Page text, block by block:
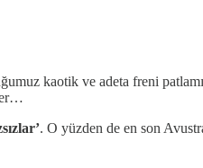
kaotik ve adeta freni
. O yüzden de en son